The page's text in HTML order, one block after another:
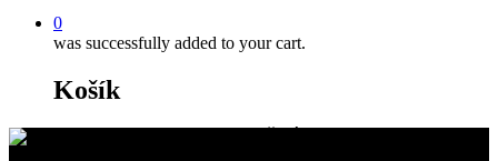
0
was successfully added to your cart.
Košík